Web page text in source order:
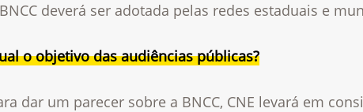
deverá ser adotada pelas redes estaduais e
o objetivo das audiências públicas?
dar um parecer sobre a BNCC, CNE levará em